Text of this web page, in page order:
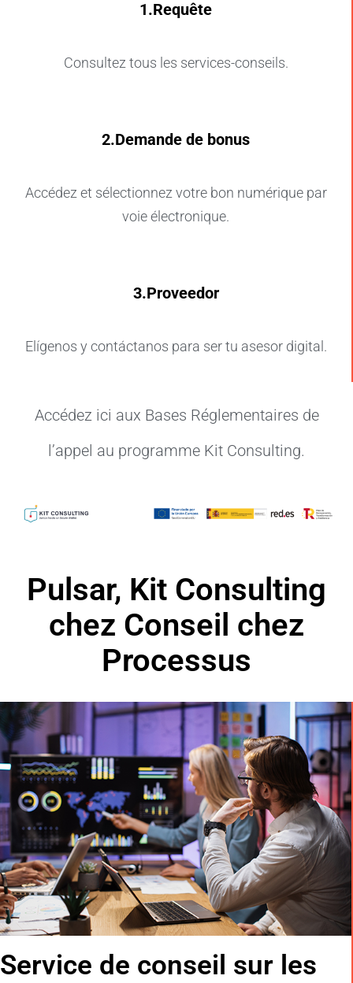
1.Requête
Consultez tous les services-conseils.
2.Demande de bonus
Accédez et sélectionnez votre bon numérique par
voie électronique.
3.Proveedor
Elígenos y contáctanos para ser tu asesor digital.
Accédez ici aux Bases Réglementaires de
l’appel au programme Kit Consulting.
Pulsar, Kit Consulting
chez Conseil chez
Processus
Service de conseil sur les